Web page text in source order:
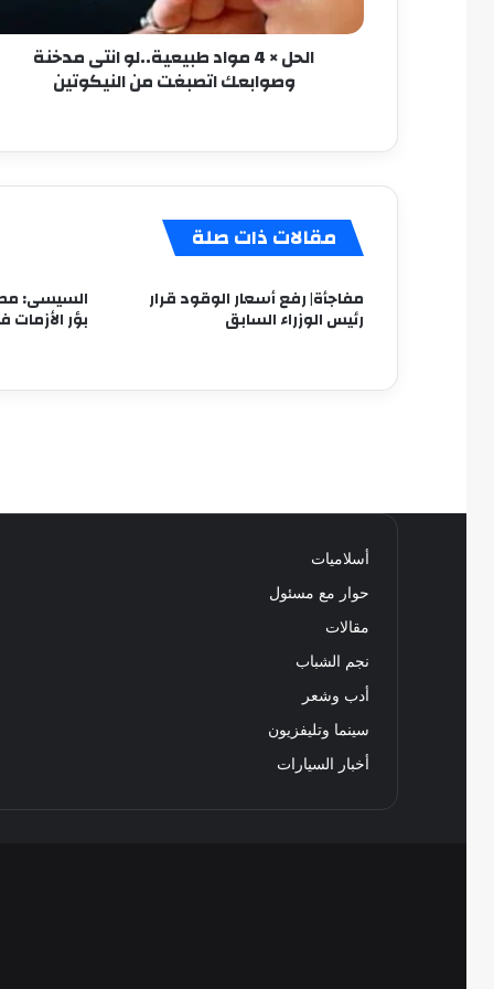
وصوابعك
اتصبغت
الحل × 4 مواد طبيعية..لو انتى مدخنة
وصوابعك اتصبغت من النيكوتين
مقالات ذات صلة
مفاجأة| رفع أسعار الوقود قرار
رئيس الوزراء السابق
السيسى:
بؤر الأزمات
أسلاميات
حوار مع مسئول
مقالات
نجم الشباب
أدب وشعر
سينما وتليفزيون
أخبار السيارات